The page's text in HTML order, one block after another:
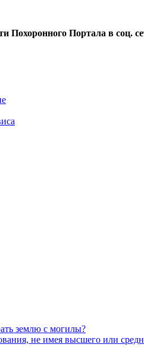
Похоронного Портала в соц.
землю с могилы?
не имея высшего или